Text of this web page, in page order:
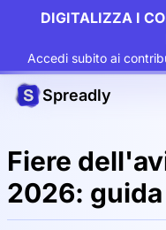
DIGITALIZZA I
Accedi subito ai
Spreadly
Fiere
2026: